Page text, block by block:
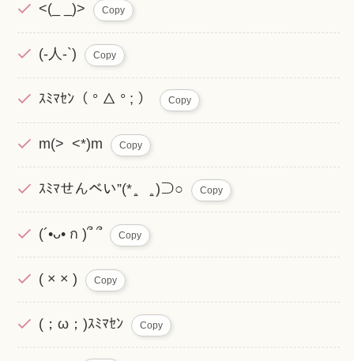
<(_ _)> Copy
(-人-`) Copy
ｽﾐﾏｾﾝ（ ° △ ° ; ） Copy
m(> <*)m Copy
‪‪ｽﾐﾏせんべい”(* ̱̥ ̱̥ )⊃○ Copy
‪(´•ᴗ• ก )՞ ՞ Copy
( × × ) Copy
(；ω；)ｽﾐﾏｾﾝ Copy